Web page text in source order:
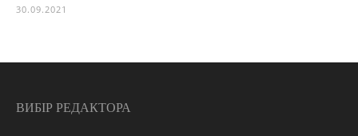
30.09.2021
ВИБІР РЕДАКТОРА